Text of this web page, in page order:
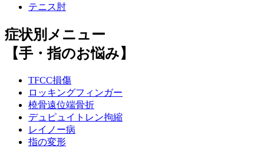
テニス肘
症状別メニュー
【手・指のお悩み】
TFCC損傷
ロッキングフィンガー
橈骨遠位端骨折
デュピュイトレン拘縮
レイノー病
指の変形